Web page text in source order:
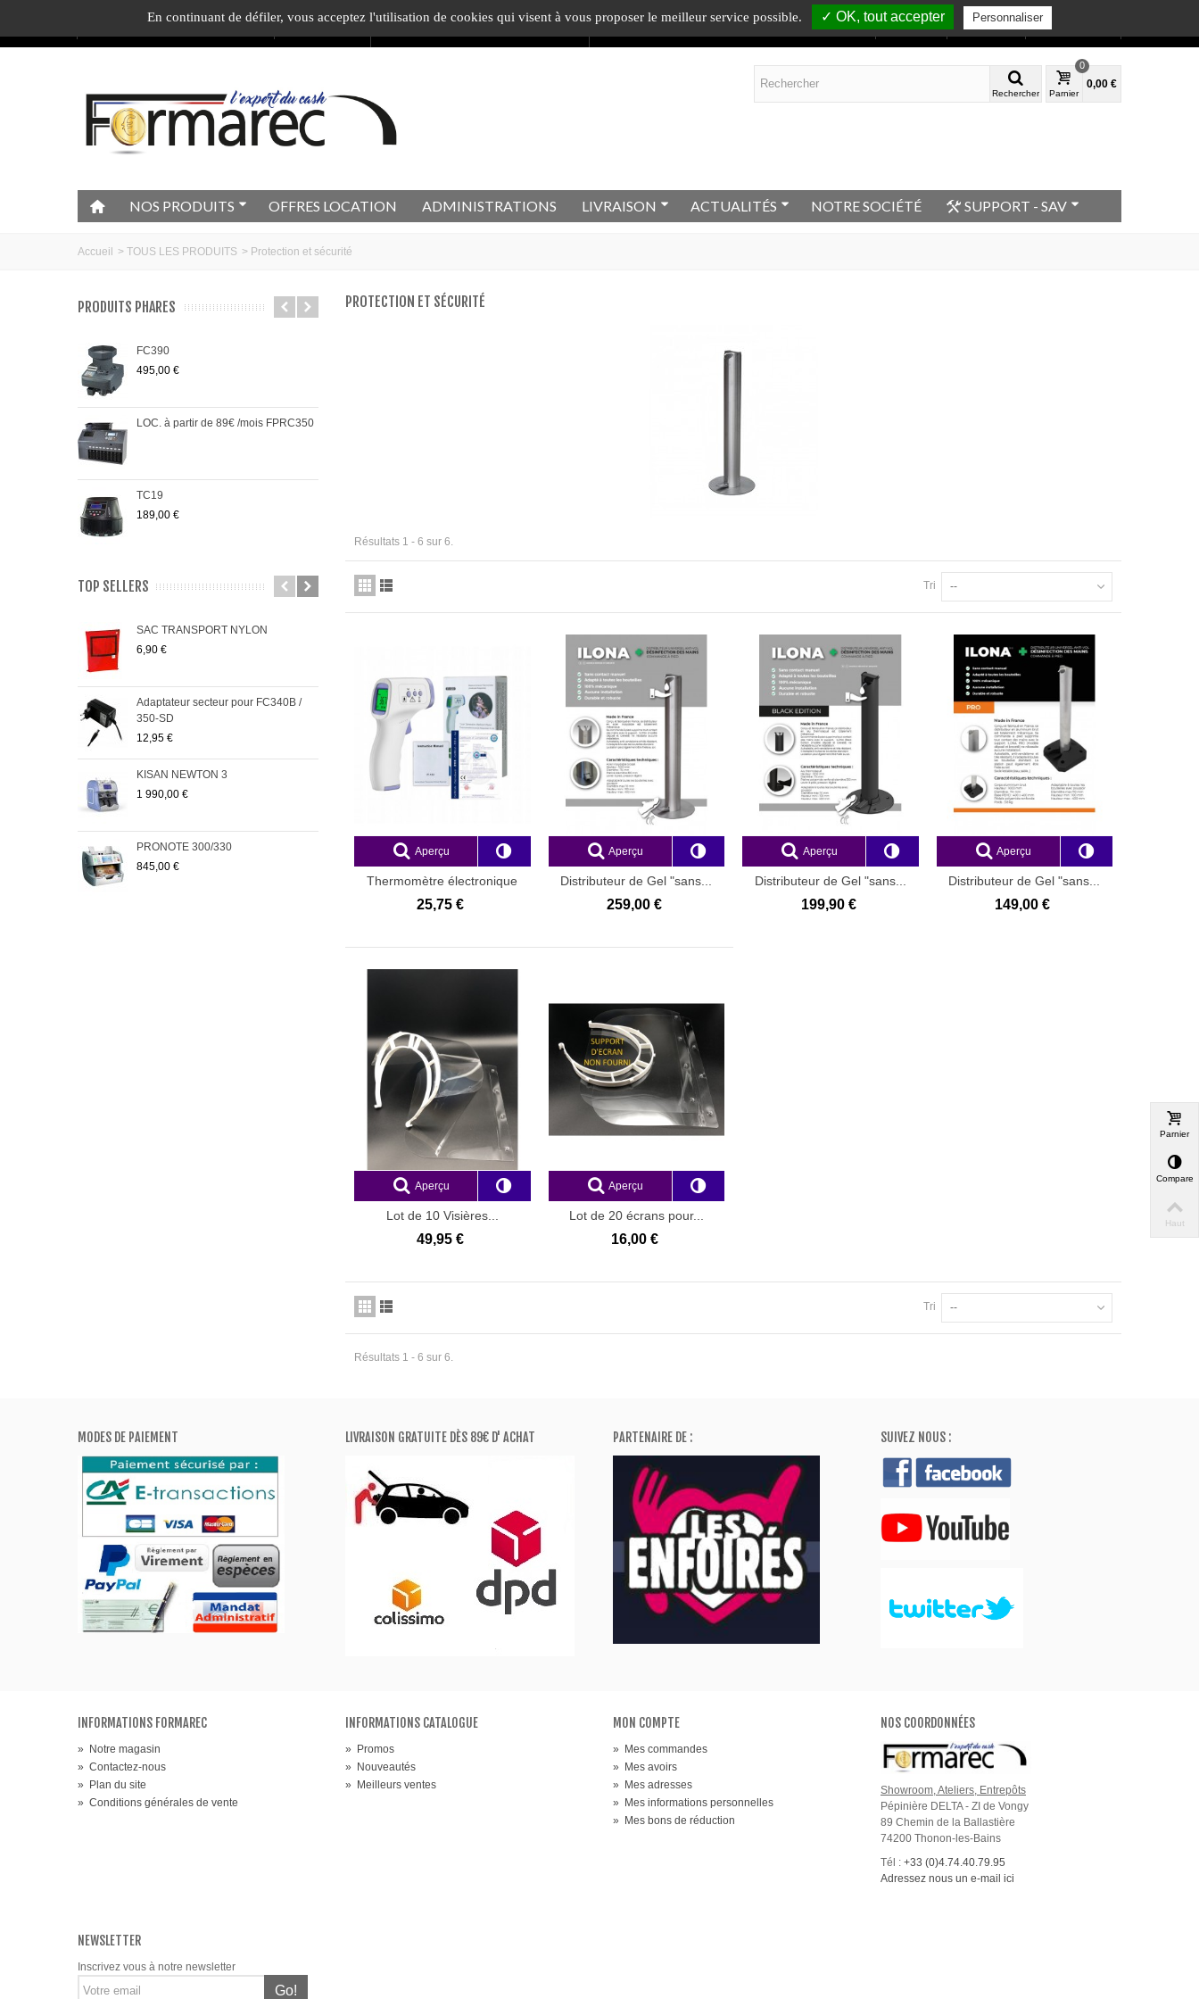
Contactez-nous
Appelez-nous au :04.74.40.79.95 Ecrivez-nous Bienvenue Mon compte
1commande= 1cadeau.En savoir plus !
Rechercher Parnier
0
0,00 €
NOS PRODUITS OFFRES LOCATION ADMINISTRATIONS LIVRAISON ACTUALITÉS NOTRE SOCIÉTÉ SUPPORT - SAV
Accueil > TOUS LES PRODUITS > Protection et sécurité
PRODUITS PHARES
FC390
495,00 €
LOC. à partir de 89€ /mois FPRC350
TC19
189,00 €
TOP SELLERS
SAC TRANSPORT NYLON
6,90 €
Adaptateur secteur pour FC340B /
350-SD
12,95 €
KISAN NEWTON 3
1 990,00 €
PRONOTE 300/330
845,00 €
FC5X
95,00 €
Pack "Discount 4"
299,00 €
Pack "Discount 2"
223,33 €240,00 €
PROTECTION ET SÉCURITÉ
Résultats 1 - 6 sur 6.
Tri --
Aperçu
Thermomètre électronique
"IT-122"
25,75 €
Aperçu
Distributeur de Gel "sans...
259,00 €
Aperçu
Distributeur de Gel "sans...
199,90 €
Aperçu
Distributeur de Gel "sans...
149,00 €
Aperçu
Lot de 10 Visières...
49,95 €
Aperçu
Lot de 20 écrans pour...
16,00 €
Tri --
Résultats 1 - 6 sur 6.
MODES DE PAIEMENT LIVRAISON GRATUITE DÈS 89€ D' ACHAT PARTENAIRE DE : SUIVEZ NOUS :
INFORMATIONS FORMAREC
» Notre magasin
» Contactez-nous
» Plan du site
» Conditions générales de vente
INFORMATIONS CATALOGUE
» Promos
» Nouveautés
» Meilleurs ventes
MON COMPTE
» Mes commandes
» Mes avoirs
» Mes adresses
» Mes informations personnelles
» Mes bons de réduction
NOS COORDONNÉES
Showroom, Ateliers, Entrepôts
Pépinière DELTA - ZI de Vongy
89 Chemin de la Ballastière
74200 Thonon-les-Bains
Tél : +33 (0)4.74.40.79.95
Adressez nous un e-mail ici
NEWSLETTER
Inscrivez vous à notre newsletter
Go!
Parnier
Comparer
Haut
En continuant de défiler, vous acceptez l'utilisation de cookies qui visent à vous proposer le meilleur service possible. ✓ OK, tout accepter Personnaliser